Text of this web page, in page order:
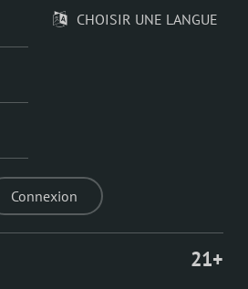
CHOISIR UNE LANGUE
Connexion
21+